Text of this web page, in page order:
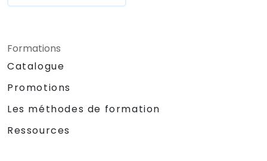
Formations
Catalogue
Promotions
Les méthodes de formation
Ressources